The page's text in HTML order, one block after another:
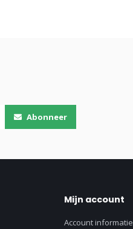
Abonneer
Mijn account
Account informatie